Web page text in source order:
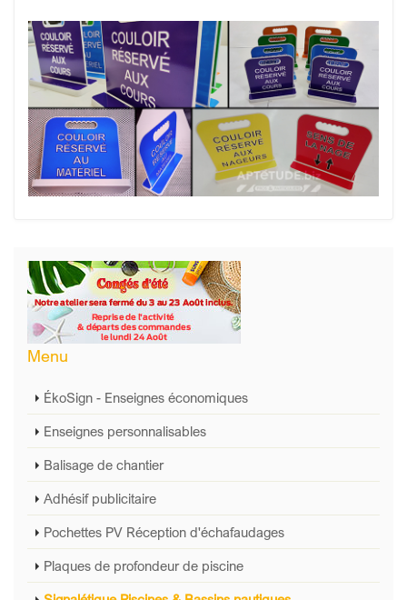
Menu
ÉkoSign - Enseignes économiques
Enseignes personnalisables
Balisage de chantier
Adhésif publicitaire
Pochettes PV Réception d'échafaudages
Plaques de profondeur de piscine